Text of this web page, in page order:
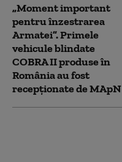
„Moment important
pentru înzestrarea
Armatei”. Primele
vehicule blindate
COBRA II produse în
România au fost
recepționate de MApN